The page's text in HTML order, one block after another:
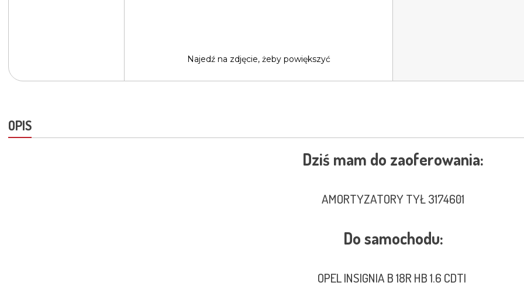
Najedź na zdjęcie, żeby powiększyć
OPIS
Dziś mam do zaoferowania:
AMORTYZATORY TYŁ 3174601
Do samochodu:
OPEL INSIGNIA B 18R HB 1.6 CDTI